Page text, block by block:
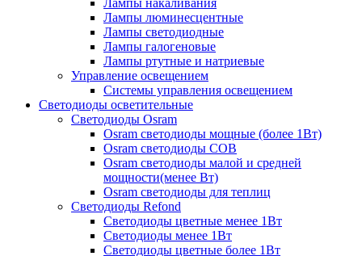
Лампы люминесцентные
Лампы светодиодные
Лампы галогеновые
Лампы ртутные и натриевые
Управление освещением
Системы управления освещением
Светодиоды осветительные
Светодиоды Osram
Osram светодиоды мощные (более 1Вт)
Osram светодиоды COB
Osram светодиоды малой и средней
мощности(менее Вт)
Osram светодиоды для теплиц
Светодиоды Refond
Светодиоды цветные менее 1Вт
Светодиоды менее 1Вт
Светодиоды цветные более 1Вт